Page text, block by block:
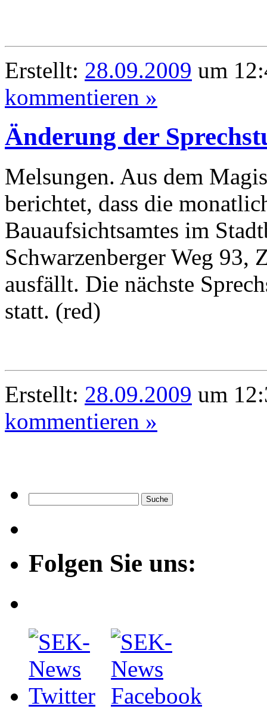
Erstellt: 28.09.2009 um
kommentieren »
Änderung der
Melsungen. Aus dem
berichtet, dass die
Bauaufsichtsamtes im
Schwarzenberger Weg 93,
ausfällt. Die nächste
statt. (red)
Erstellt: 28.09.2009 um
kommentieren »
Folgen Sie uns: